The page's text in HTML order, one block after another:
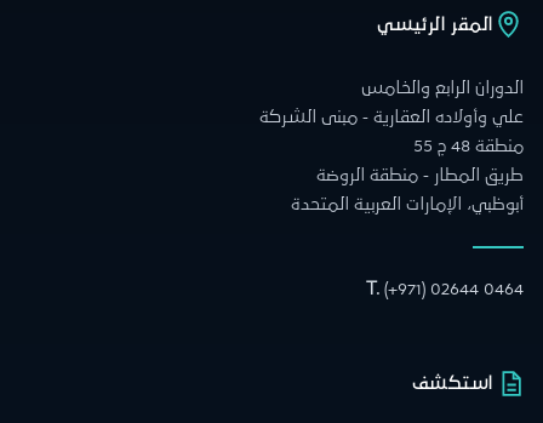
المقر الرئيسي
الدوران الرابع والخامس
علي وأولاده العقارية - مبنى الشركة
منطقة 48 ج 55
طريق المطار - منطقة الروضة
أبوظبي، الإمارات العربية المتحدة
T. (+971) 02644 0464
استكشف